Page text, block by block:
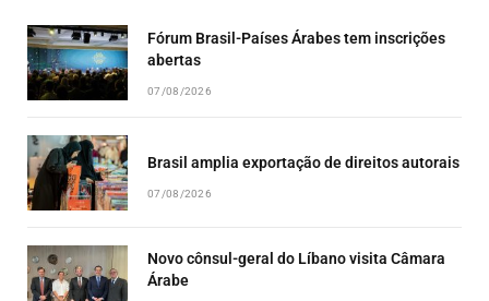
Fórum Brasil-Países Árabes tem inscrições
abertas
07/08/2026
Brasil amplia exportação de direitos autorais
07/08/2026
Novo cônsul-geral do Líbano visita Câmara
Árabe